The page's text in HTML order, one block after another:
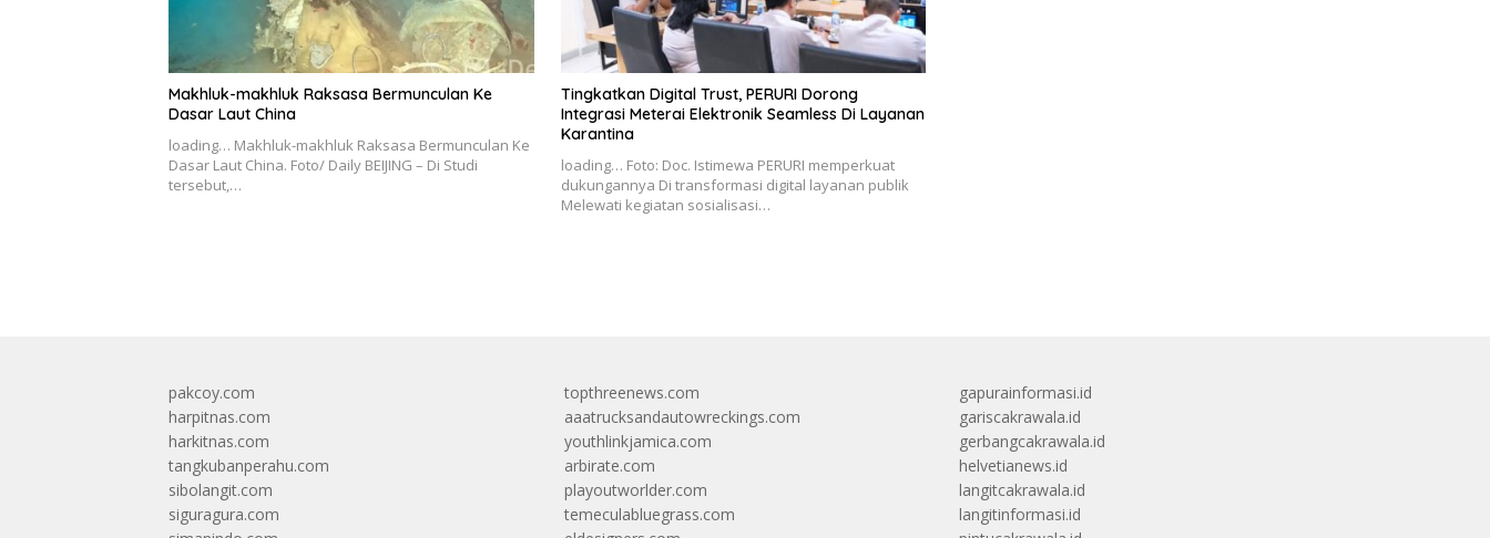
Makhluk-makhluk Raksasa Bermunculan Ke
Dasar Laut China
loading… Makhluk-makhluk Raksasa Bermunculan Ke
Dasar Laut China. Foto/ Daily BEIJING – Di Studi
tersebut,…
Tingkatkan Digital Trust, PERURI Dorong
Integrasi Meterai Elektronik Seamless Di Layanan
Karantina
loading… Foto: Doc. Istimewa PERURI memperkuat
dukungannya Di transformasi digital layanan publik
Melewati kegiatan sosialisasi…
pakcoy.com
harpitnas.com
harkitnas.com
tangkubanperahu.com
sibolangit.com
siguragura.com
topthreenews.com
aaatrucksandautowreckings.com
youthlinkjamica.com
arbirate.com
playoutworlder.com
temeculabluegrass.com
gapurainformasi.id
gariscakrawala.id
gerbangcakrawala.id
helvetianews.id
langitcakrawala.id
langitinformasi.id